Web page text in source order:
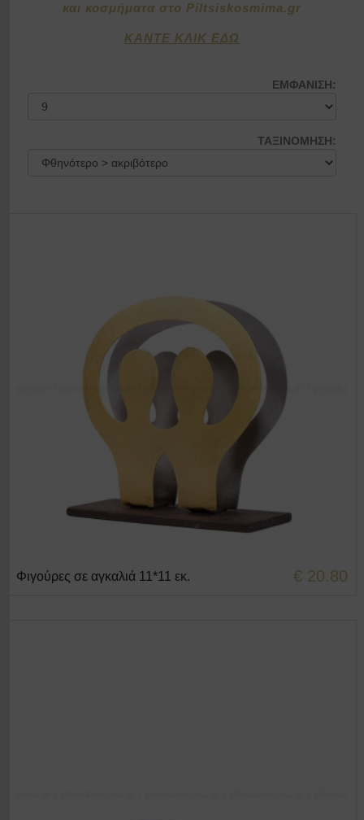
και κοσμήματα στο Piltsiskosmima.gr
ΚΑΝΤΕ ΚΛΙΚ ΕΔΩ
ΕΜΦΑΝΙΣΗ:
ΤΑΞΙΝΟΜΗΣΗ:
+ΣΤΟ ΚΑΛΑΘΙ
Φιγούρες σε αγκαλιά 11*11 εκ. € 20.80